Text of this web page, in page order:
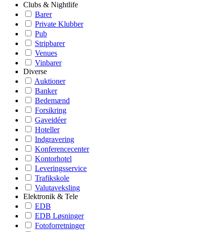
Clubs & Nightlife
Barer
Private Klubber
Pub
Stripbarer
Venues
Vinbarer
Diverse
Auktioner
Banker
Bedemænd
Forsikring
Gaveidéer
Hoteller
Indgravering
Konferencecenter
Kontorhotel
Leveringsservice
Trafikskole
Valutaveksling
Elektronik & Tele
EDB
EDB Løsninger
Fotoforretninger